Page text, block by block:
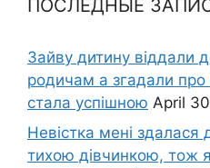
ПОСЛЕДНЫЕ
Зайву дитину віддали
родичам а згадали про
стала успішною April
Невістка мені
тихою дівчинкою, тож